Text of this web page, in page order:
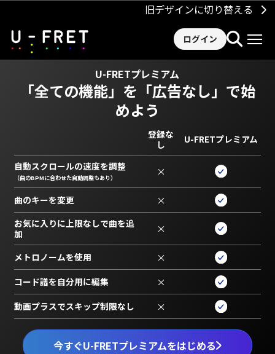
旧デザインに切り替える
ログイン
U-FRETプレミアム
「全ての機能」を 「広告なし」で始
めよう
今すぐU-FRETプレミアムをはじめる
登録な
し
U-FRETプレミアム
自動スクロールの速度を調整
（曲のBPMに合わせた自動調整もあり） ×
曲のキーを変更 ×
お気に入りに上限なしで曲を追
加
×
メトロノームを使用 ×
コード譜を自分用に編集 ×
動画プラスでスキップ制限なし ×